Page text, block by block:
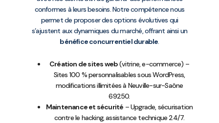
conformes à leurs besoins. Notre compétence nous
permet de proposer des options évolutives qui
s’ajustent aux dynamiques du marché, offrant ainsi un
bénéfice concurrentiel durable.
Création de sites web(vitrine, e-commerce) –
Sites 100 % personnalisables sous WordPress,
modifications illimitées à Neuville-sur-Saône
69250.
Maintenance et sécurité – Upgrade, sécurisation
contre le hacking, assistance technique 24/7.